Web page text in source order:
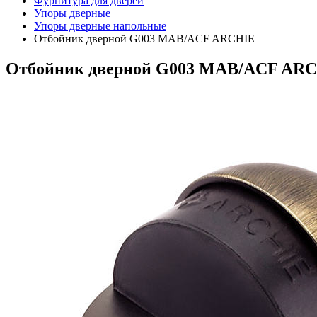
Упоры дверные
Упоры дверные напольные
Отбойник дверной G003 MAB/ACF ARCHIE
Отбойник дверной G003 MAB/ACF